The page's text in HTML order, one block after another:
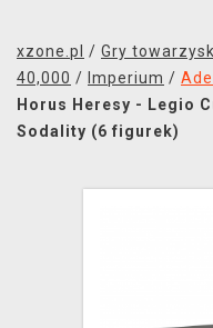
SOUNDTRACKI
GRY TOWARZYSKIE
xzone.pl / Gry
40,000 / Imperium /
Horus Heresy - Legio
Sodality (6 figurek)